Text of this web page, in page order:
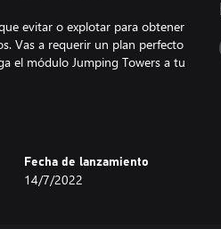
evitar o explotar para obtener
Vas a requerir un plan perfecto
el módulo Jumping Towers a tu
Fecha de lanzamiento
14/7/2022